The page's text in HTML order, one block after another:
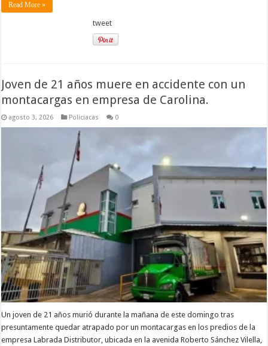
Read More »
tweet
Joven de 21 años muere en accidente con un
montacargas en empresa de Carolina.
agosto 3, 2026 Policiacas 0
Un joven de 21 años murió durante la mañana de este domingo tras
presuntamente quedar atrapado por un montacargas en los predios de la
empresa Labrada Distributor, ubicada en la avenida Roberto Sánchez Vilella,